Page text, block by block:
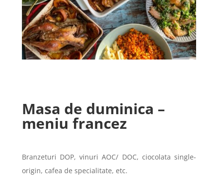
Masa de duminica –
meniu francez
Branzeturi DOP, vinuri AOC/ DOC, ciocolata single-
origin, cafea de specialitate, etc.